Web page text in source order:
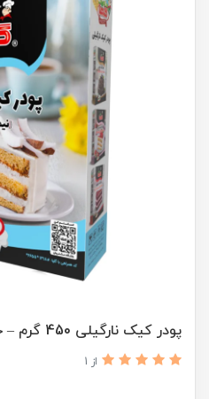
پودر کیک نارگیلی 450 گرم – جعبه ایی
از 1